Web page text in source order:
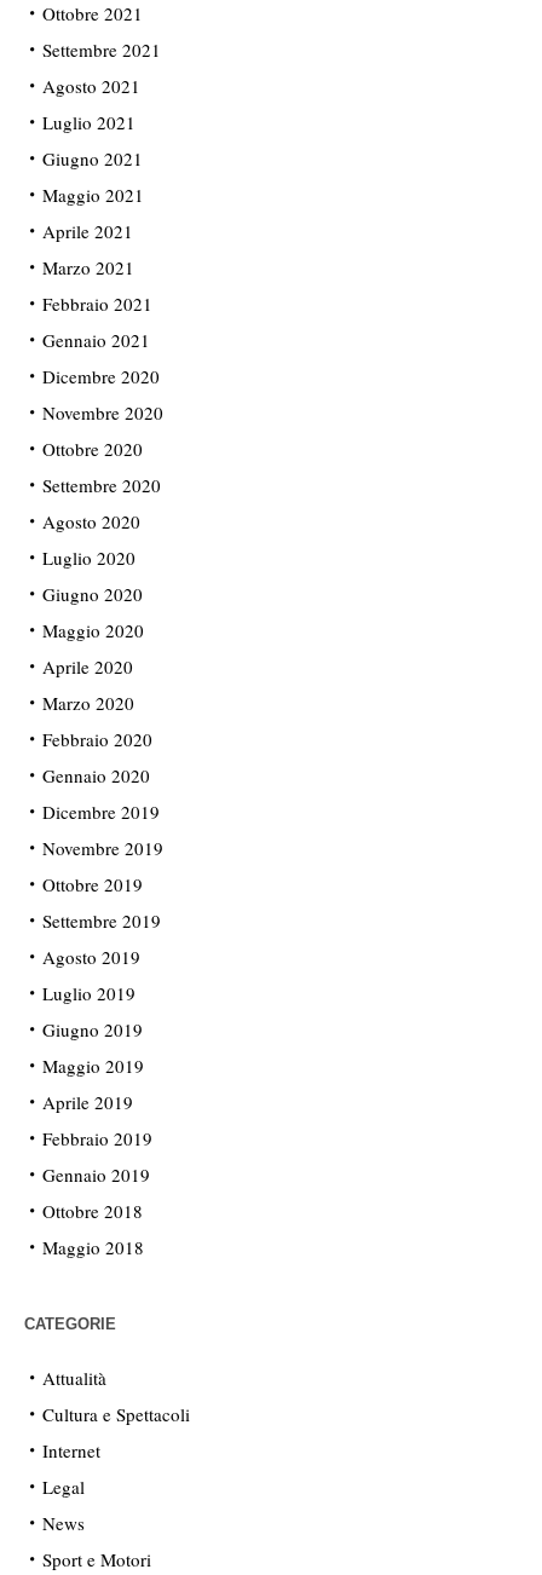
Ottobre 2021
Settembre 2021
Agosto 2021
Luglio 2021
Giugno 2021
Maggio 2021
Aprile 2021
Marzo 2021
Febbraio 2021
Gennaio 2021
Dicembre 2020
Novembre 2020
Ottobre 2020
Settembre 2020
Agosto 2020
Luglio 2020
Giugno 2020
Maggio 2020
Aprile 2020
Marzo 2020
Febbraio 2020
Gennaio 2020
Dicembre 2019
Novembre 2019
Ottobre 2019
Settembre 2019
Agosto 2019
Luglio 2019
Giugno 2019
Maggio 2019
Aprile 2019
Febbraio 2019
Gennaio 2019
Ottobre 2018
Maggio 2018
CATEGORIE
Attualità
Cultura e Spettacoli
Internet
Legal
News
Sport e Motori